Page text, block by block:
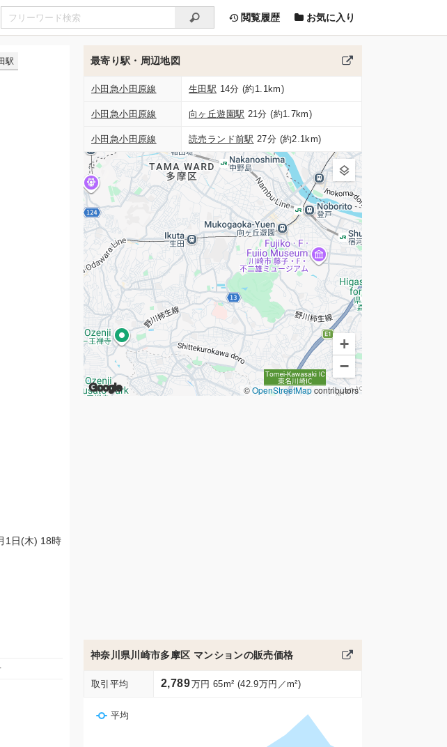
閲覧履歴 お気に入り
駅
1日(木) 18時
最寄り駅・周辺地図
小田急小田原線 生田駅 14分 (約1.1km)
小田急小田原線 向ヶ丘遊園駅 21分 (約1.7km)
小田急小田原線 読売ランド前駅 27分 (約2.1km)
Google
+
−
©OpenStreetMapcontributors
神奈川県川崎市多摩区 マンションの販売価格
取引平均 2,789万円 65m² (42.9万円／m²)
平均